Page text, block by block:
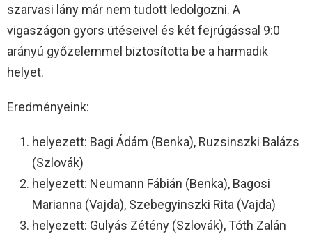
szarvasi lány már nem tudott ledolgozni. A
vigaszágon gyors ütéseivel és két fejrúgással 9:0
arányú győzelemmel biztosította be a harmadik
helyet.
Eredményeink:
helyezett: Bagi Ádám (Benka), Ruzsinszki Balázs
(Szlovák)
helyezett: Neumann Fábián (Benka), Bagosi
Marianna (Vajda), Szebegyinszki Rita (Vajda)
helyezett: Gulyás Zétény (Szlovák), Tóth Zalán